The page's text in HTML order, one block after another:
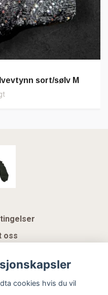
sort/sølv M
oss
cookies hvis du vil